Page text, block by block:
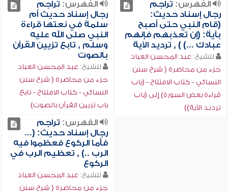
الفهرس: تراجم
رجال إسناد حديث:
(قام النبي حتى أصبح
بآية: (إن تعذبهم فإنهم
عبادك ...) ) , ترديد الآية
للشيخ: عبد المحسن العباد
جزء من محاضرة ( شرح سنن
النسائي - كتاب الافتتاح - (باب
قراءة بعض السورة) إلى (باب
ترديد الآية))
الفهرس: تراجم
رجال إسناد حديث أم
سلمة في نعتها قراءة
النبي صلى الله عليه
وسلم , تابع تزيين القرآن
بالصوت
للشيخ: عبد المحسن العباد
جزء من محاضرة ( شرح سنن
النسائي - كتاب الافتتاح - تابع
باب تزيين القرآن بالصوت)
الفهرس: تراجم
رجال إسناد حديث: (...
فأما الركوع فعظموا فيه
الرب ..) , تعظيم الرب في
الركوع
للشيخ: عبد المحسن العباد
جزء من محاضرة ( شرح سنن